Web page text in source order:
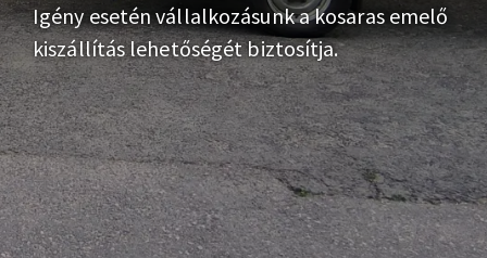
Igény esetén vállalkozásunk a kosaras emelő
kiszállítás lehetőségét biztosítja.